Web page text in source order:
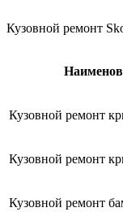
Кузовной ремонт
Кузовной ремонт
Кузовной ремонт
Кузовной ремонт